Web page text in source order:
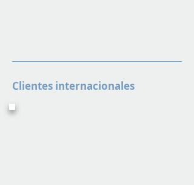
Clientes internacionales